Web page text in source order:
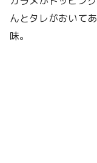
んとタレがおいて
味。